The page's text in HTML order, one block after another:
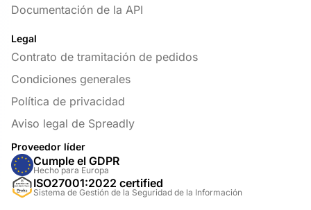
Documentación de la API
Legal
Contrato de tramitación de pedidos
Condiciones generales
Política de privacidad
Aviso legal de Spreadly
Proveedor líder
Cumple el GDPR
Hecho para Europa
ISO27001:2022 certified
Sistema de Gestión de la Seguridad de la Información